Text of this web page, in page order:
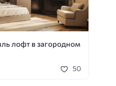
лофт в загородном
50